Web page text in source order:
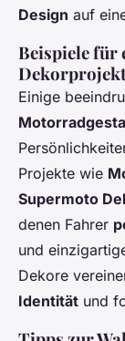
Design auf
Beispiele für
Einige
Projekte wie
Supermoto
denen Fahrer
und
Dekore
Identität und